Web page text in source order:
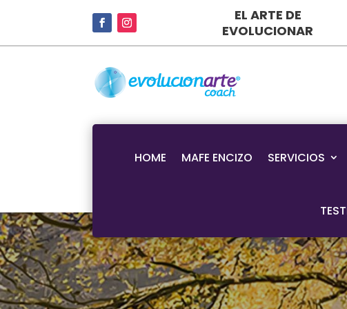
EL ARTE DE
EVOLUCIONAR
HOME MAFE ENCIZO SERVICIOS